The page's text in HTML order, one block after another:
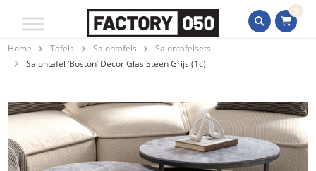
0
Home Tafels Salontafels
Salontafelsets
Salontafel ‘Boston’ Decor Glas Steen Grijs (1c)